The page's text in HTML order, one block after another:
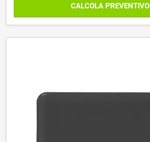
CALCOLA PREVENTIVO